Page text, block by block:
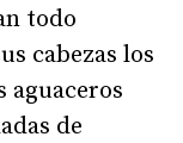
todo
cabezas los
aguaceros
de